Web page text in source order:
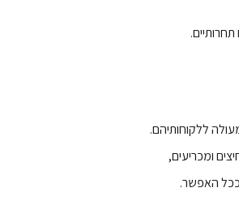
ללקוחותיהם.
ומכריעים,
האפשר.